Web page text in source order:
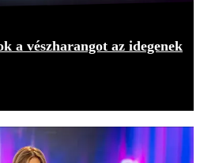
a vészharangot az idegenek